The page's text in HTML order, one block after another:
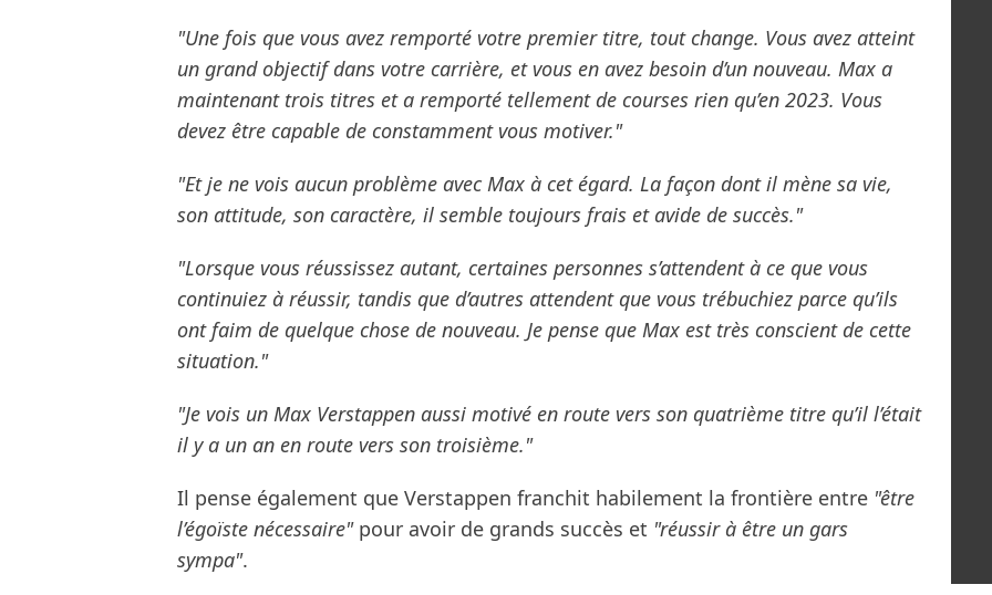
"Une fois que vous avez remporté votre premier titre, tout change. Vous avez atteint
un grand objectif dans votre carrière, et vous en avez besoin d’un nouveau. Max a
maintenant trois titres et a remporté tellement de courses rien qu’en 2023. Vous
devez être capable de constamment vous motiver."
"Et je ne vois aucun problème avec Max à cet égard. La façon dont il mène sa vie,
son attitude, son caractère, il semble toujours frais et avide de succès."
"Lorsque vous réussissez autant, certaines personnes s’attendent à ce que vous
continuiez à réussir, tandis que d’autres attendent que vous trébuchiez parce qu’ils
ont faim de quelque chose de nouveau. Je pense que Max est très conscient de cette
situation."
"Je vois un Max Verstappen aussi motivé en route vers son quatrième titre qu’il l’était
il y a un an en route vers son troisième."
Il pense également que Verstappen franchit habilement la frontière entre "être
l’égoïste nécessaire"pour avoir de grands succès et "réussir à être un gars
sympa".